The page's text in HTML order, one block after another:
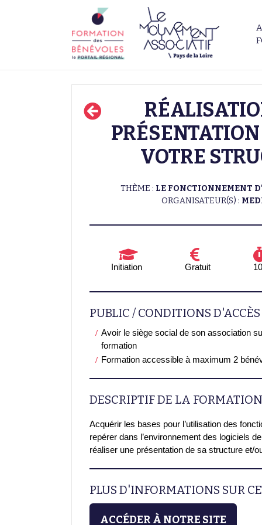
VOTRE
THÈME : LE FONCTIONNEMENT
ORGANISATEUR(S) :
Initiation Gratuit
PUBLIC / CONDITIONS D'ACCÈS
Avoir le siège social de son association
formation
Formation accessible à maximum 2
DESCRIPTIF DE LA FORMATION
Acquérir les bases pour l’utilisation des
repérer dans l’environnement des logiciels
réaliser une présentation de sa structure et/
PLUS D'INFORMATIONS SUR
ACCÉDER À NOTRE SITE